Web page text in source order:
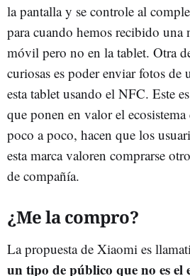
la pantalla y se controle al
para cuando hemos recibido
móvil pero no en la tablet. Otra
curiosas es poder enviar fotos
esta tablet usando el NFC. Este
que ponen en valor el
poco a poco, hacen que los
esta marca valoren comprarse
de compañía.
¿Me la compro?
La propuesta de Xiaomi es
un tipo de público que no es el